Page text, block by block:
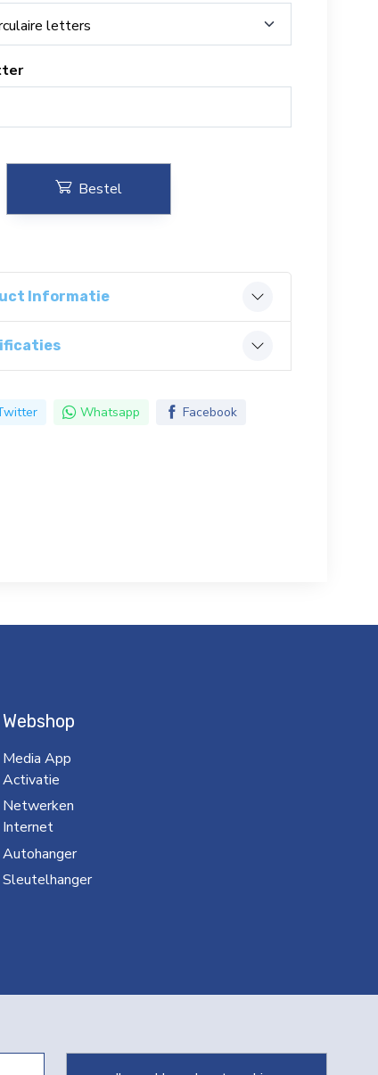
letters
Bestel
Informatie
Whatsapp Facebook
Webshop
Media App
Activatie
Netwerken
Internet
Autohanger
Sleutelhanger